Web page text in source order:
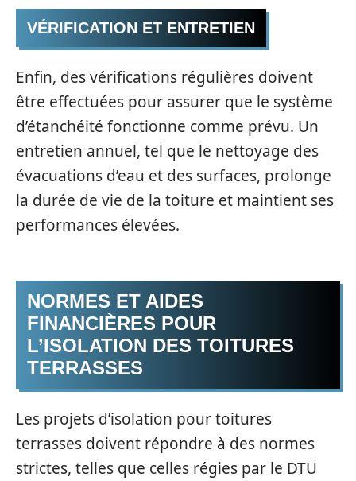
VÉRIFICATION ET ENTRETIEN
Enfin, des vérifications régulières doivent
être effectuées pour assurer que le système
d’étanchéité fonctionne comme prévu. Un
entretien annuel, tel que le nettoyage des
évacuations d’eau et des surfaces, prolonge
la durée de vie de la toiture et maintient ses
performances élevées.
NORMES ET AIDES
FINANCIÈRES POUR
L’ISOLATION DES TOITURES
TERRASSES
Les projets d’isolation pour toitures
terrasses doivent répondre à des normes
strictes, telles que celles régies par le DTU